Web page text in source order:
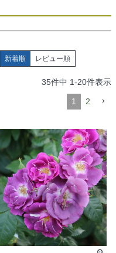
新着順 レビュー順
35件中 1-20件表示
1 2